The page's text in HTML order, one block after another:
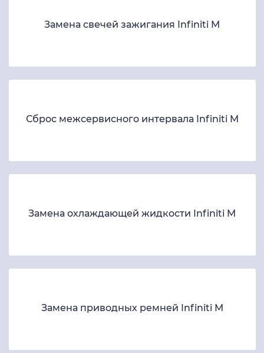
Замена свечей зажигания Infiniti M
Сброс межсервисного интервала Infiniti M
Замена охлаждающей жидкости Infiniti M
Замена приводных ремней Infiniti M